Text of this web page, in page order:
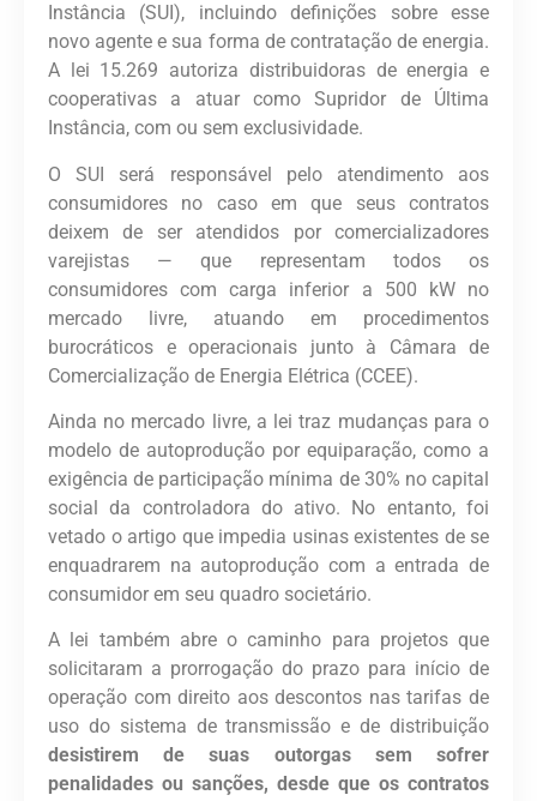
Instância (SUI), incluindo definições sobre esse
novo agente e sua forma de contratação de energia.
A lei 15.269 autoriza distribuidoras de energia e
cooperativas a atuar como Supridor de Última
Instância, com ou sem exclusividade.
O SUI será responsável pelo atendimento aos
consumidores no caso em que seus contratos
deixem de ser atendidos por comercializadores
varejistas — que representam todos os
consumidores com carga inferior a 500 kW no
mercado livre, atuando em procedimentos
burocráticos e operacionais junto à Câmara de
Comercialização de Energia Elétrica (CCEE).
Ainda no mercado livre, a lei traz mudanças para o
modelo de autoprodução por equiparação, como a
exigência de participação mínima de 30% no capital
social da controladora do ativo. No entanto, foi
vetado o artigo que impedia usinas existentes de se
enquadrarem na autoprodução com a entrada de
consumidor em seu quadro societário.
A lei também abre o caminho para projetos que
solicitaram a prorrogação do prazo para início de
operação com direito aos descontos nas tarifas de
uso do sistema de transmissão e de distribuição
desistirem de suas outorgas sem sofrer
penalidades ou sanções, desde que os contratos